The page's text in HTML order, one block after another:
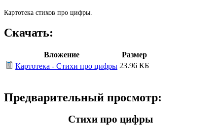
Картотека стихов про цифры.
Скачать:
Вложение
Размер
Картотека - Стихи про цифры 23.96 КБ
Предварительный просмотр:
Стихи про цифры